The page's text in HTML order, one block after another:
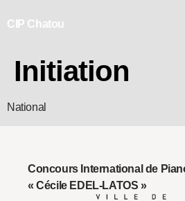
CIP Chatou
Initiation
National
Concours International de
« Cécile EDEL-LATOS »